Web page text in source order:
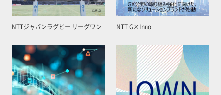
NTTジャパンラグビー リーグワン NTT G×Inno